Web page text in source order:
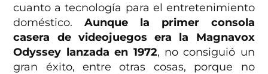
cuanto a tecnología para el entretenimiento
doméstico.Aunque la primer consola
casera de videojuegos era la Magnavox
Odyssey lanzada en 1972, no consiguió un
gran éxito, entre otras cosas, porque no